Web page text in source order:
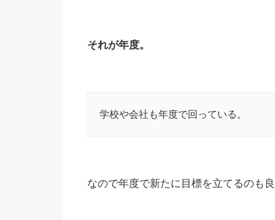
それが年度。
学校や会社も年度で回っている。
なので年度で新たに目標を立てるのも